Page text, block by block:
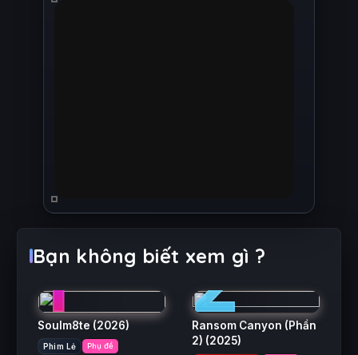
Bạn không biết xem gì ?
1
Soulm8te (2026)
Phim Lẻ Phụ đề
2
Ransom Canyon (Phần
2) (2025)